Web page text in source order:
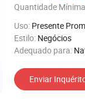
Quantidade
Uso: Presente Promocional, Abridor de
Estilo: Negócios
Adequado para:
Enviar